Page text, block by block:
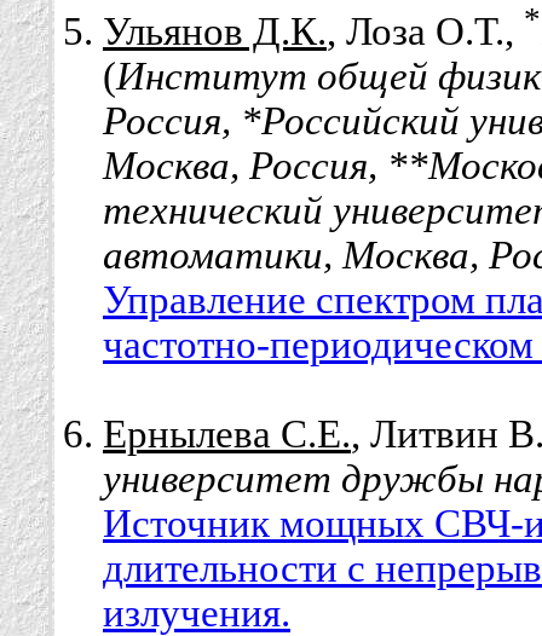
Ульянов Д.К., Лоза О.Т., *
(Институт общей
Россия, *Российский
Москва, Россия,
технический
автоматики, Москва,
Управление спектром
частотно-
Ернылева С.Е., Литвин
университет дружбы
Источник мощных СВЧ-
длительности с
излучения.